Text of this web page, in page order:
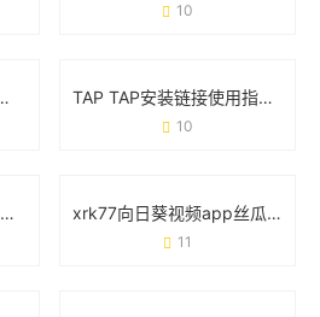
10
觉体验与内容创作新趋势 TAP TAP安装链接使用指南：手把手教你避坑技巧
10
当**tube8日本videos学生直播**遇上网络生态：一场流量狂欢下的冷思考 xrk77向日葵视频app丝瓜污功能实测：用户最关心的3个核心问题
11